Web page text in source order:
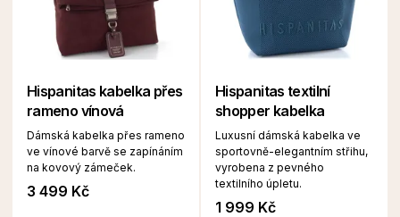
Hispanitas kabelka přes
rameno vínová
Dámská kabelka přes rameno
ve vínové barvě se zapínáním
na kovový zámeček.
3 499 Kč
Hispanitas textilní
shopper kabelka
Luxusní dámská kabelka ve
sportovně-elegantním střihu,
vyrobena z pevného
textilního úpletu.
1 999 Kč